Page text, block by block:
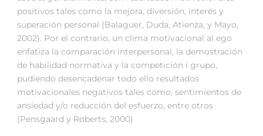
positivos tales como la mejora, diversión, interés y
superación personal (Balaguer, Duda, Atienza, y Mayo,
2002). Por el contrario, un clima motivacional al ego
enfatiza la comparación interpersonal, la demostración
de habilidad normativa y la competición i grupo,
pudiendo desencadenar todo ello resultados
motivacionales negativos tales como, sentimientos de
ansiedad y/o reducción del esfuerzo, entre otros
(Pensgaard y Roberts, 2000)